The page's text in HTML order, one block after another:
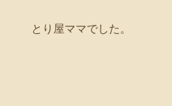
とり屋ママでした。